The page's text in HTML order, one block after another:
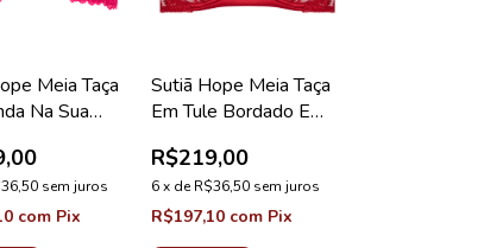
Meia Taça
Na Sua
sem juros
com Pix
Sutiã Hope Meia Taça
Em Tule Bordado E
Coleção Gardênia
R$219,00
6x deR$36,50 sem juros
R$197,10 com Pix